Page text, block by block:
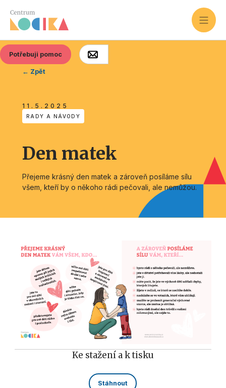
Potřebuji pomoc
← Zpět
11.5.2025
RADY A NÁVODY
Den matek
Přejeme krásný den matek a zároveň posíláme sílu
všem, kteří by o někoho rádi pečovali, ale nemůžou.
Ke stažení a k tisku
Stáhnout